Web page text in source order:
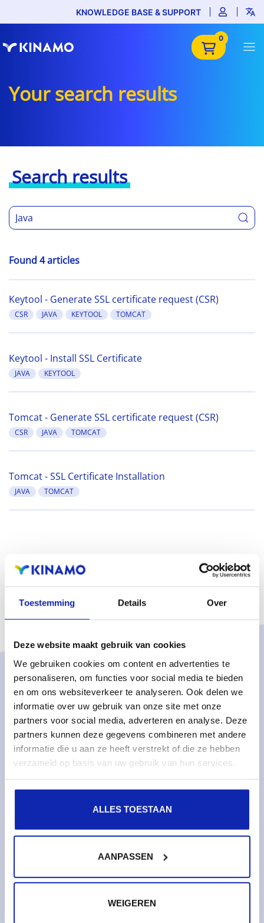
Toestemming Details Over
Deze website maakt gebruik van cookies
We gebruiken cookies om content en advertenties te
personaliseren, om functies voor social media te bieden
en om ons websiteverkeer te analyseren. Ook delen we
informatie over uw gebruik van onze site met onze
partners voor social media, adverteren en analyse. Deze
partners kunnen deze gegevens combineren met andere
informatie die u aan ze heeft verstrekt of die ze hebben
verzameld op basis van uw gebruik van hun services.
ALLES TOESTAAN
AANPASSEN
WEIGEREN
KNOWLEDGE BASE & SUPPORT
0
Your search results
Search results
Found 4 articles
Keytool - Generate SSL certificate request (CSR)
CSR JAVA KEYTOOL TOMCAT
Keytool - Install SSL Certificate
JAVA KEYTOOL
Tomcat - Generate SSL certificate request (CSR)
CSR JAVA TOMCAT
Tomcat - SSL Certificate Installation
JAVA TOMCAT
Solutions
Managed services
Managed dedicated servers
Monitoring & metrics
Cloud servers
Domain names
Web hosting